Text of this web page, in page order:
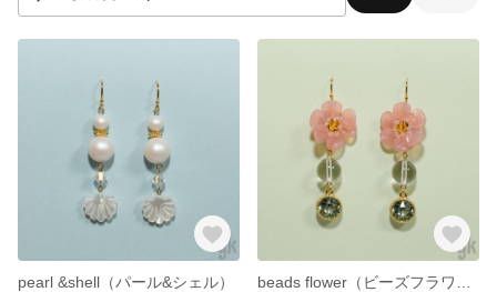
pearl &shell（パール&シェル）